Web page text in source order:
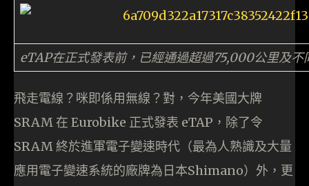
eTAP在正式發表前，已經通過超過75,000公里及不
飛走電線？咪即係用無線？對，今年美國大牌
SRAM 在 Eurobike 正式發表 eTAP，除了令
SRAM 終於進軍電子變速時代（最為人熟識及大量
應用電子變速系統的廠牌為日本Shimano）外，更